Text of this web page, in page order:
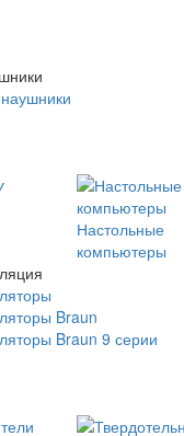
Настольные
компьютеры
Braun
Braun 9 серии